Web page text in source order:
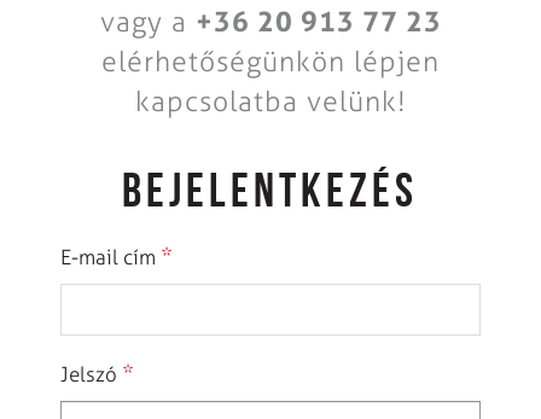
vagy a +36 20 913 77 23
elérhetőségünkön lépjen
kapcsolatba velünk!
BEJELENTKEZÉS
E-mail cím *
Jelszó *